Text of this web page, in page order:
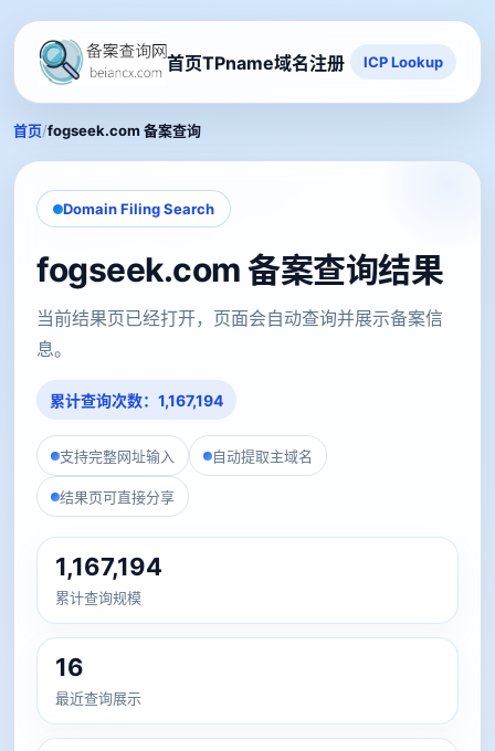
首页TPname域名注册 ICP Lookup
首页/fogseek.com 备案查询
Domain Filing Search
fogseek.com 备案查询结果
当前结果页已经打开，页面会自动查询并展示备案信
息。
累计查询次数：1,167,194
支持完整网址输入 自动提取主域名
结果页可直接分享
1,167,194
累计查询规模
16
最近查询展示